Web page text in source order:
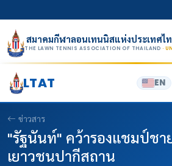
สมาคมกีฬาลอนเทนนิสแห่งประเทศไ
THE LAWN TENNIS ASSOCIATION OF THAILAND ·
LTAT EN
ข่าวสาร
"รัฐนันท์" คว้ารองแชมป์ชา
เยาวชนปากีสถาน